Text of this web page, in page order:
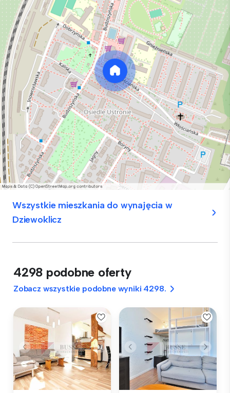
Wszystkie mieszkania do wynajęcia w
Dziewoklicz
4298 podobne oferty
Zobacz wszystkie podobne wyniki 4298.